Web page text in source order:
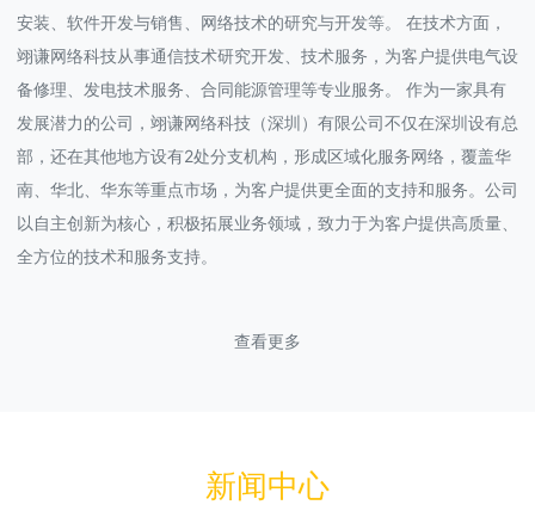
安装、软件开发与销售、网络技术的研究与开发等。 在技术方面，
翊谦网络科技从事通信技术研究开发、技术服务，为客户提供电气设
备修理、发电技术服务、合同能源管理等专业服务。 作为一家具有
发展潜力的公司，翊谦网络科技（深圳）有限公司不仅在深圳设有总
部，还在其他地方设有2处分支机构，形成区域化服务网络，覆盖华
南、华北、华东等重点市场，为客户提供更全面的支持和服务。公司
以自主创新为核心，积极拓展业务领域，致力于为客户提供高质量、
全方位的技术和服务支持。
查看更多
新闻中心